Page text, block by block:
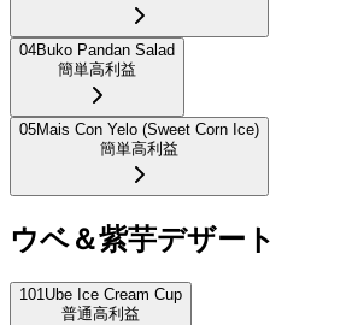
04Buko Pandan Salad
簡単高利益
05Mais Con Yelo (Sweet Corn Ice)
簡単高利益
ウベ＆紫芋デザート
101Ube Ice Cream Cup
普通高利益